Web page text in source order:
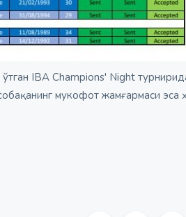
IBA Champions' Night
мукофот жамғармаси эса